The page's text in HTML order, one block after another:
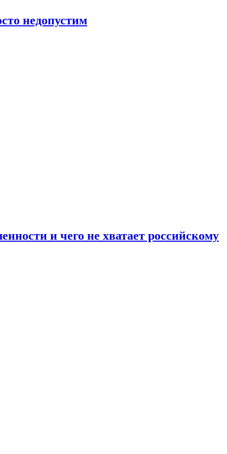
недопустим
и чего не хватает российскому